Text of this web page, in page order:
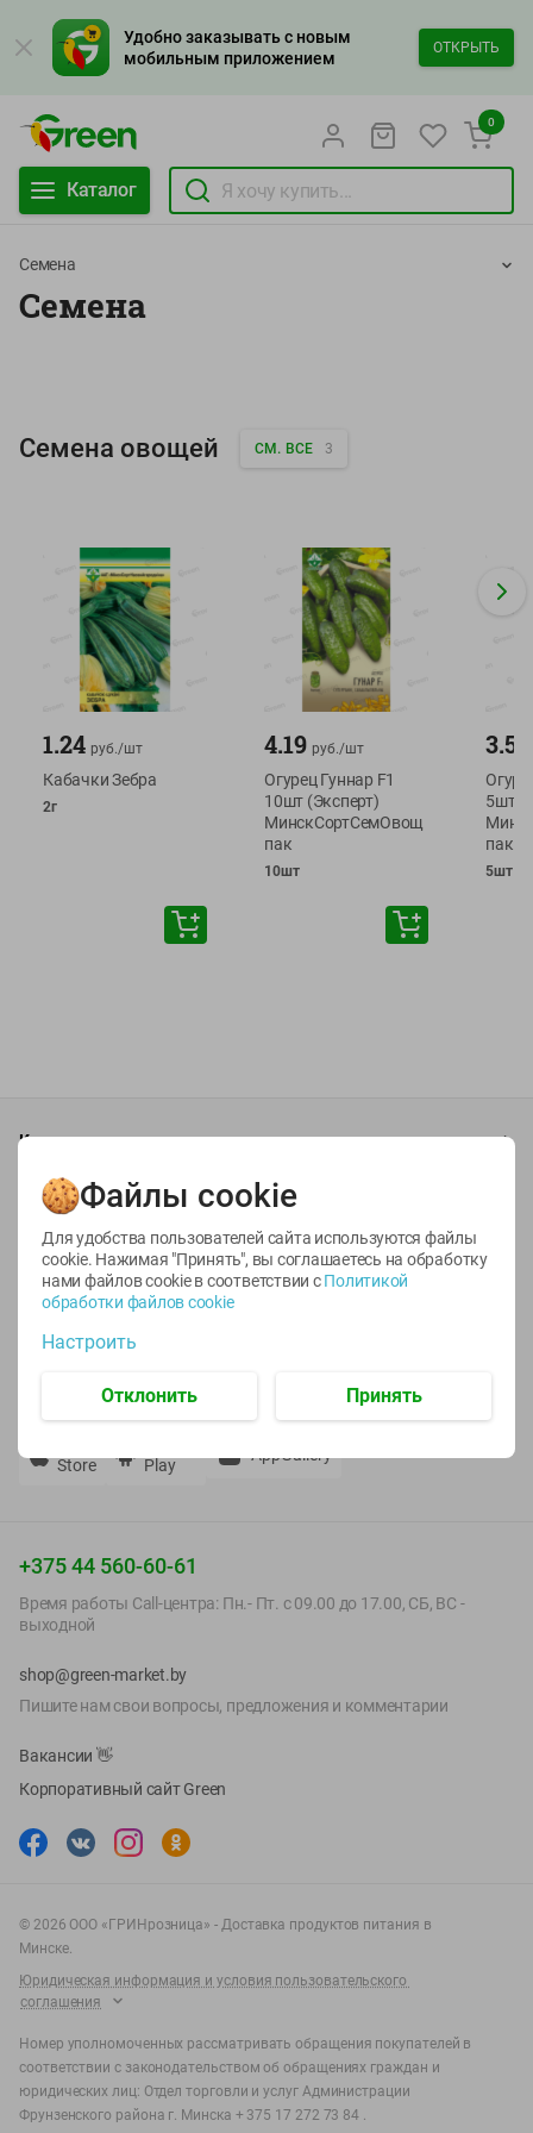
Удобно заказывать с новым
мобильным приложением
ОТКРЫТЬ
Каталог
0
Семена
Семена
Семена овощей СМ. ВСЕ 3
1.24 руб./шт
Кабачки Зебра
2г
4.19 руб./шт
Огурец Гуннар F1
10шт (Эксперт)
МинскСортСемОвощ
пак
10шт
3.59
5шт
пак
5шт
Каталог товаров
Специально для вас
О сервисе
Настройки файлов cookie
Мой Green
доставкой и бонусной картой
Store
Play
AppGallery
+375 44 560-60-61
Время работы Call-центра: Пн.- Пт. с 09.00 до 17.00, СБ, ВС -
выходной
shop@green-market.by
Пишите нам свои вопросы, предложения и комментарии
Вакансии 👋
Корпоративный сайт Green
© 2026 ООО «ГРИНрозница» - Доставка продуктов питания в
Минске.
Юридическая информация и условия пользовательского
соглашения
Номер уполномоченных рассматривать обращения покупателей в
соответствии с законодательством об обращениях граждан и
юридических лиц: Отдел торговли и услуг Администрации
Фрунзенского района г. Минска + 375 17 272 73 84 .
Файлы cookie
Для удобства пользователей сайта используются файлы
cookie. Нажимая "Принять", вы соглашаетесь на обработку
нами файлов cookie в соответствии с Политикой
обработки файлов cookie
Настроить
Отклонить Принять